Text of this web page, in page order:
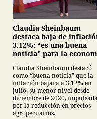
Claudia Sheinbaum
destaca baja de
3.12%: “es una buena
noticia” para la
Claudia Sheinbaum destacó
como “buena noticia” que la
inflación bajara a 3.12% en
julio, su menor nivel desde
diciembre de 2020,
por la reducción en precios
agropecuarios.